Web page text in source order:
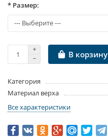
* Размер:
В корзину
Категория
Материал верха
Все характеристики